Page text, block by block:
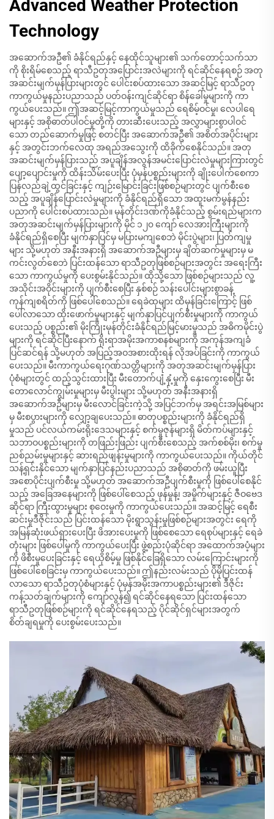
Advanced Weather Protection
Technology
အဆောက်အဦ၏ ခံနိုင်ရည်နှင့် နေထိုင်သူများ၏ သက်တောင့်သက်သာ
ကို စိုးရိမ်စေသည့် ရာသီဥတုအပြောင်းအလဲများကို ရင်ဆိုင်နေရစဉ် အတု
အဆင်းမျက်မှန်ပြားများတွင် ပေါင်းစပ်ထားသော အဆင့်မြင့် ရာသီဥတု
ကာကွယ်မှုနည်းပညာသည် ပတ်ဝန်းကျင်ဆိုင်ရာ စိန်ခေါ်မှုများကို ကာ
ကွယ်ပေးသည်။ ဤအဆင့်မြင့်ကာကွယ်မှုသည် ရေစိမ့်ဝင်မှု၊ လေပါရေ
များနှင့် အစိုဓာတ်ပါဝင်မှုတို့ကို တားဆီးပေးသည့် အလွှာများစွာပါဝင်
သော တည်ဆောက်မှုဖြင့် စတင်ပြီး အဆောက်အဦ၏ အစိတ်အပိုင်းများ
နှင့် အတွင်းဘက်လေထု အရည်အသွေးကို ထိခိုက်စေနိုင်သည်။ အတု
အဆင်းမျက်မှန်ပြားသည် အပူချိန်အလွန်အမင်းပြောင်းလဲမှုများကြားတွင်
ပျော့ပျောင်းမှုကို ထိန်းသိမ်းပေးပြီး ပုံမှန်ပစ္စည်းများကို ချိုးပေါက်စေကာ
ပြန်လည်ချဲ့ထွင်ခြင်းနှင့် ကျဉ်းမြောင်းခြင်းဖြစ်စဉ်များတွင် ပျက်စီးစေ
သည့် အပူချိန်ပြောင်းလဲမှုများကို ခံနိုင်ရည်ရှိသော အထူးမက်မွန်နည်း
ပညာကို ပေါင်းစပ်ထားသည်။ မုန်တိုင်းဒဏ်ကိုခံနိုင်သည့် စွမ်းရည်များက
အတုအဆင်းမျက်မှန်ပြားများကို မိုင် ၁၂၀ ကျော် လေအားကြီးများကို
ခံနိုင်ရည်ရှိစေပြီး မျက်နှာပြင်မှ မပြားမကျစေဘဲ မိုင်းပွဲများ၊ ပြတ်ကျမှု
များ သို့မဟုတ် အနီးအနားရှိ အဆောက်အဦများမှ ချိတ်ဆက်မှုများမှ မ
ကင်းလွတ်စေဘဲ ပြင်းထန်သော ရာသီဥတုဖြစ်စဉ်များအတွင်း အရေးကြီး
သော ကာကွယ်မှုကို ပေးစွမ်းနိုင်သည်။ ထိုသို့သော ဖြစ်စဉ်များသည် လူ့
အသိုင်းအဝိုင်းများကို ပျက်စီးစေပြီး နှစ်စဉ် သန်းပေါင်းများစွာခန့်
ကုန်ကျစရိတ်ကို ဖြစ်ပေါ်စေသည်။ ရေခဲထုများ ထိမှန်ခြင်းကြောင့် ဖြစ်
ပေါ်လာသော ထိုးဖောက်မှုများနှင့် မျက်နှာပြင်ပျက်စီးမှုများကို ကာကွယ်
ပေးသည့် ပစ္စည်း၏ မိုးကြိုးမုန်တိုင်းခံနိုင်ရည်မြင့်မားမှုသည် အဓိကမိုင်းပွဲ
များကို ရင်ဆိုင်ပြီးနောက် ရိုးရာအမိုးအကာစနစ်များကို အကုန်အကျခံ
ပြင်ဆင်ရန် သို့မဟုတ် အပြည့်အဝအစားထိုးရန် လိုအပ်ခြင်းကို ကာကွယ်
ပေးသည်။ မီးကာကွယ်ရေးဂုဏ်သတ္တိများကို အတုအဆင်းမျက်မှန်ပြား
ပုံစံများတွင် ထည့်သွင်းထားပြီး မီးတောက်ပျံ့နှံ့မှုကို နှေးကွေးစေပြီး မီး
တောလောင်ကျွမ်းမှုများမှ မီးပွါးများ သို့မဟုတ် အနီးအနားရှိ
အဆောက်အဦများမှ မီးလောင်ခြင်းကဲ့သို့ အပြင်ဘက်မှ အရင်းအမြစ်များ
မှ မီးစပွားများကို လျှော့ချပေးသည်။ ဓာတုပစ္စည်းများကို ခံနိုင်ရည်ရှိ
မှုသည် ပင်လယ်ကမ်းရိုးဒေသများနှင့် စက်မှုဇုန်များရှိ မိတ်ကပ်များနှင့်
သဘာဝပစ္စည်းများကို တဖြည်းဖြည်း ပျက်စီးစေသည့် အက်စစ်မိုး၊ စက်မှု
ညစ်ညမ်းမှုများနှင့် ဆားရည်ဖျန်းမှုများကို ကာကွယ်ပေးသည်။ ကိုယ်တိုင်
သန့်ရှင်းနိုင်သော မျက်နှာပြင်နည်းပညာသည် အစိုဓာတ်ကို ဖမ်းယူပြီး
အစောပိုင်းပျက်စီးမှု သို့မဟုတ် အဆောက်အဦပျက်စီးမှုကို ဖြစ်ပေါ်စေနိုင်
သည့် အခြေအနေများကို ဖြစ်ပေါ်စေသည့် ဖုန်မှုန့်၊ အမှိုက်များနှင့် ဇီဝဗေဒ
ဆိုင်ရာ ကြီးထွားမှုများ စုဝေးမှုကို ကာကွယ်ပေးသည်။ အဆင့်မြင့် ရေစီး
ဆင်းမှုဒီဇိုင်းသည် ပြင်းထန်သော မိုးရွာသွန်းမှုဖြစ်စဉ်များအတွင်း ရေကို
အမြန်ဆုံးဖယ်ရှားပေးပြီး ဖိအားပေးမှုကို ဖြစ်စေသော ရေစုပ်များနှင့် ရေခဲ
တုံးများ ဖြစ်ပေါ်မှုကို ကာကွယ်ပေးပြီး ဖွဲ့စည်းပုံဆိုင်ရာ အထောက်အပံ့များ
ကို ဖိစီးမှုပေးခြင်းနှင့် ရေယိုစိမ့်မှု ဖြစ်နိုင်ခြေရှိသော လမ်းကြောင်းများကို
ဖြစ်ပေါ်စေခြင်းမှ ကာကွယ်ပေးသည်။ ဤနည်းလမ်းသည် ပိုမိုပြင်းထန်
လာသော ရာသီဥတုပုံစံများနှင့် ပုံမှန်အမိုးအကာပစ္စည်းများ၏ ဒီဇိုင်း
ကန့်သတ်ချက်များကို ကျော်လွန်၍ ရင်ဆိုင်နေရသော ပြင်းထန်သော
ရာသီဥတုဖြစ်စဉ်များကို ရင်ဆိုင်နေရသည့် ပိုင်ဆိုင်ရှင်များအတွက်
စိတ်ချရမှုကို ပေးစွမ်းပေးသည်။